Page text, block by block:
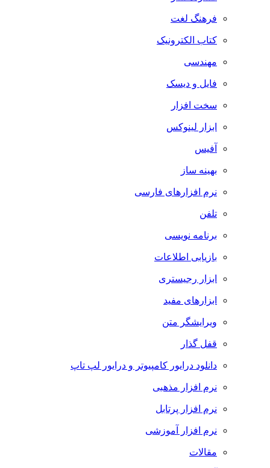
فرهنگ لغت
کتاب الکترونیک
مهندسی
فایل و دیسک
سخت افزار
ابزار لینوکس
آفیس
بهینه ساز
نرم افزارهای فارسی
تلفن
برنامه نویسی
بازیابی اطلاعات
ابزار رجیستری
ابزارهای مفید
ویرایشگر متن
قفل گذار
دانلود درایور کامپیوتر و درایور لپ تاپ
نرم افزار مذهبی
نرم افزار پرتابل
نرم افزار آموزشی
مقالات